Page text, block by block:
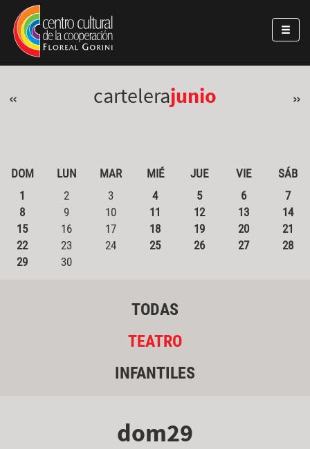
Pasar al contenido principal
Jump to main content
« cartelerajunio »
DOM LUN MAR MIÉ JUE VIE
SÁB
1
2 3 4 5 6
7
8
9 10 11 12 13
14
15
16 17 18 19 20
21
22
23 24 25 26 27
28
29
30
TODAS
TEATRO
INFANTILES
dom29